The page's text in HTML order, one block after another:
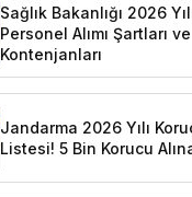
Sağlık Bakanlığı 2026
Personel Alımı Şartları ve
Kontenjanları
Jandarma 2026 Yılı
Listesi! 5 Bin Korucu